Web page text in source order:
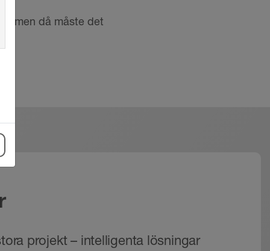
men då måste det
projekt – intelligenta lösningar